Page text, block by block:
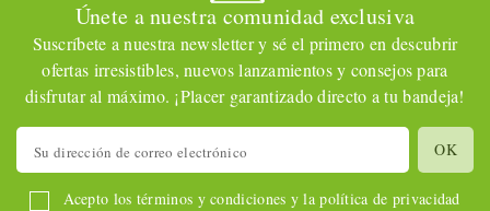
Únete a nuestra comunidad exclusiva
Suscríbete a nuestra newsletter y sé el primero en descubrir
ofertas irresistibles, nuevos lanzamientos y consejos para
disfrutar al máximo. ¡Placer garantizado directo a tu bandeja!
Acepto los términos y condiciones y la política de privacidad